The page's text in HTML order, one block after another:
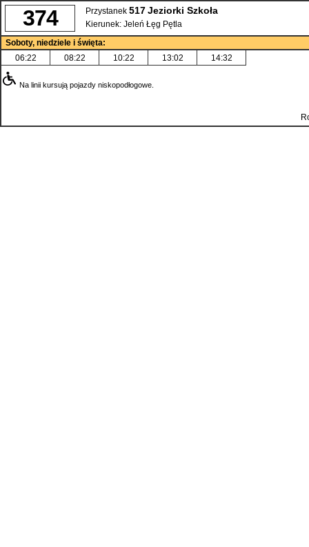
374 Przystanek 517Jeziorki Szkoła
Kierunek: Jeleń Łęg Pętla
Soboty, niedziele i święta:
06:22
08:22 10:22 13:02 14:32
Na linii kursują pojazdy niskopodłogowe.